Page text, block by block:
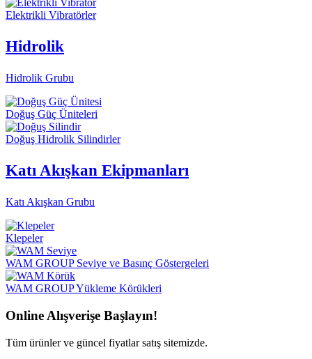
Elektrikli Vibratörler
Hidrolik
Hidrolik Grubu
Doğuş Güç Üniteleri
Doğuş Hidrolik Silindirler
Katı Akışkan Ekipmanları
Katı Akışkan Grubu
Klepeler
WAM GROUP Seviye ve Basınç Göstergeleri
WAM GROUP Yükleme Körükleri
Online Alışverişe Başlayın!
Tüm ürünler ve güncel fiyatlar satış sitemizde.